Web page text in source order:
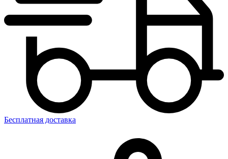
Бесплатная доставка